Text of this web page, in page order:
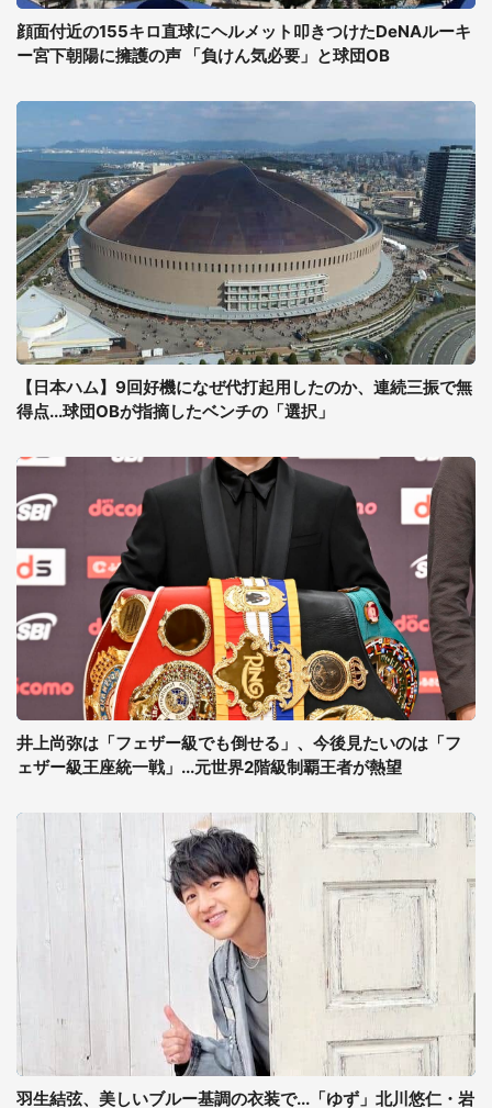
顔面付近の155キロ直球にヘルメット叩きつけたDeNAルーキ
ー宮下朝陽に擁護の声 「負けん気必要」と球団OB
【日本ハム】9回好機になぜ代打起用したのか、連続三振で無
得点...球団OBが指摘したベンチの「選択」
井上尚弥は「フェザー級でも倒せる」、今後見たいのは「フ
ェザー級王座統一戦」...元世界2階級制覇王者が熱望
羽生結弦、美しいブルー基調の衣装で...「ゆず」北川悠仁・岩